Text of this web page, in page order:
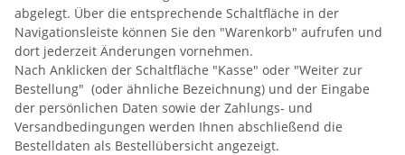
abgelegt. Über die entsprechende Schaltfläche in der
Navigationsleiste können Sie den "Warenkorb" aufrufen und
dort jederzeit Änderungen vornehmen.
Nach Anklicken der Schaltfläche "Kasse" oder "Weiter zur
Bestellung" (oder ähnliche Bezeichnung) und der Eingabe
der persönlichen Daten sowie der Zahlungs- und
Versandbedingungen werden Ihnen abschließend die
Bestelldaten als Bestellübersicht angezeigt.